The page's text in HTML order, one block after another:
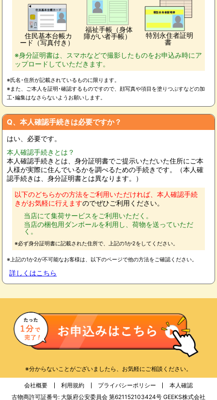
住民基本台帳カ
ード（写真付き）
福祉手帳（身体
障がい者手帳）
特別永住者証明
書
※身分証明書は、スマホなどで撮影したものをお申込み時にア
ップロードしていただきます。
※氏名･住所が記載されているものに限ります。
※また、ご本人を証明･確認するものですので、顔写真や項目を塗りつぶすなどの加
工･編集はなさらないようお願いします。
Q、本人確認手続きは必要ですか？
はい、必要です。
本人確認手続きとは？
本人確認手続きとは、身分証明書でご提示いただいた住所にご本
人様が実際に住んでいるかを調べるための手続きです。（本人確
認手続きは、身分証明書とは異なります。）
以下のどちらかの方法をご利用いただければ、本人確認手続
きがお気軽に行えますのでぜひご利用ください。
当店にて集荷サービスをご利用いただく。
当店の梱包用ダンボールを利用し、荷物を送っていただ
く。
※必ず身分証明書に記載された住所で、上記の1か2をしてください。
※上記の1か2が不可能なお客様は、以下のページで他の方法をご確認ください。
詳しくはこちら
※分からないことがございましたら、お気軽にご相談ください。
会社概要 利用規約 プライバシーポリシー
本人確認
古物商許可証番号: 大阪府公安委員会 第621152103424号 GEEKS株式会社